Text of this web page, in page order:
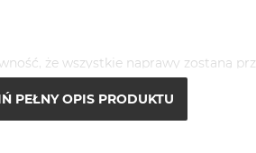
że wszystkie naprawy zostaną
PEŁNY OPIS PRODUKTU